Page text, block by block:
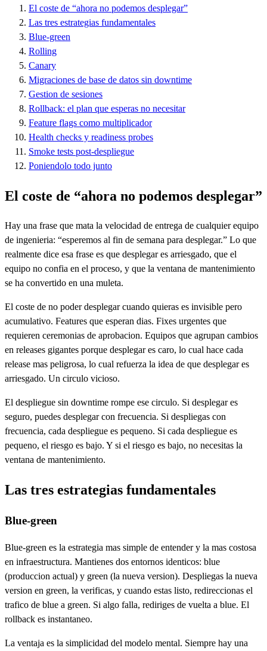
El coste de “ahora no podemos desplegar”
Las tres estrategias fundamentales
Blue-green
Rolling
Canary
Migraciones de base de datos sin downtime
Gestion de sesiones
Rollback: el plan que esperas no necesitar
Feature flags como multiplicador
Health checks y readiness probes
Smoke tests post-despliegue
Poniendolo todo junto
El coste de “ahora no podemos desplegar”
Hay una frase que mata la velocidad de entrega de cualquier equipo
de ingenieria: “esperemos al fin de semana para desplegar.” Lo que
realmente dice esa frase es que desplegar es arriesgado, que el
equipo no confia en el proceso, y que la ventana de mantenimiento
se ha convertido en una muleta.
El coste de no poder desplegar cuando quieras es invisible pero
acumulativo. Features que esperan dias. Fixes urgentes que
requieren ceremonias de aprobacion. Equipos que agrupan cambios
en releases gigantes porque desplegar es caro, lo cual hace cada
release mas peligrosa, lo cual refuerza la idea de que desplegar es
arriesgado. Un circulo vicioso.
El despliegue sin downtime rompe ese circulo. Si desplegar es
seguro, puedes desplegar con frecuencia. Si despliegas con
frecuencia, cada despliegue es pequeno. Si cada despliegue es
pequeno, el riesgo es bajo. Y si el riesgo es bajo, no necesitas la
ventana de mantenimiento.
Las tres estrategias fundamentales
Blue-green
Blue-green es la estrategia mas simple de entender y la mas costosa
en infraestructura. Mantienes dos entornos identicos: blue
(produccion actual) y green (la nueva version). Despliegas la nueva
version en green, la verificas, y cuando estas listo, redireccionas el
trafico de blue a green. Si algo falla, rediriges de vuelta a blue. El
rollback es instantaneo.
La ventaja es la simplicidad del modelo mental. Siempre hay una